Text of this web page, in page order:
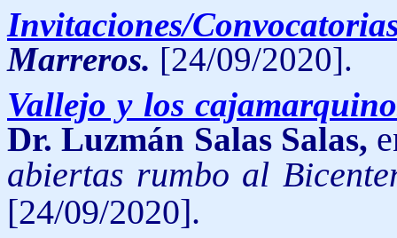
Invitaciones/
Marreros. [24/09/2020].
Vallejo y los
Dr. Luzmán Salas Salas,
abiertas rumbo al
[24/09/2020].